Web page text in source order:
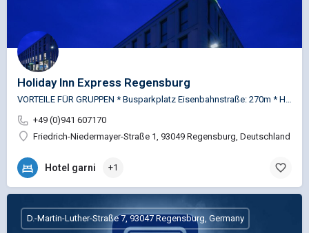
Holiday Inn Express Regensburg
+49 (0)941 607170
Friedrich-Niedermayer-Straße 1, 93049 Regensburg, Deutschland
Hotel garni +1
D.-Martin-Luther-Straße 7, 93047 Regensburg, Germany